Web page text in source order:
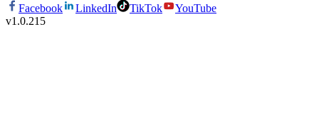
Facebook LinkedIn TikTok
YouTube
v1.0.215